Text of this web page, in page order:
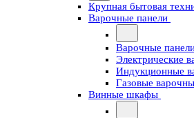
Крупная бытовая
Варочные панели
Варочные
Электрические
Индукционные
Газовые
Винные шкафы